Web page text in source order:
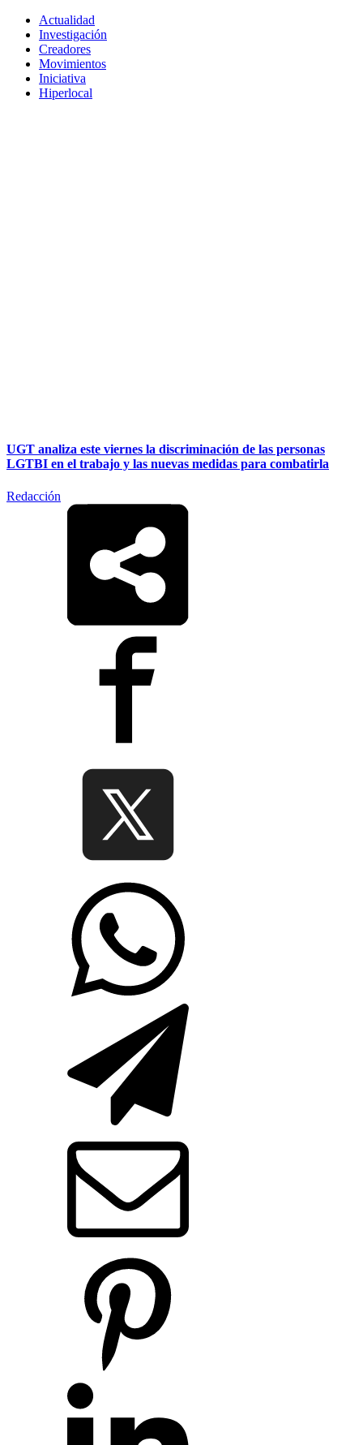
Actualidad
Investigación
Creadores
Movimientos
Iniciativa
Hiperlocal
UGT analiza este viernes la discriminación de las personas
LGTBI en el trabajo y las nuevas medidas para combatirla
Redacción